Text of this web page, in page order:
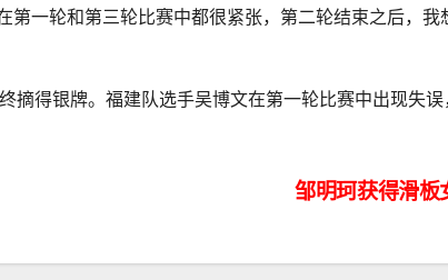
一轮和第三轮比赛中都很紧张，第二轮结束之后，我
得银牌。福建队选手吴博文在第一轮比赛中出现失
邹明珂获得滑板